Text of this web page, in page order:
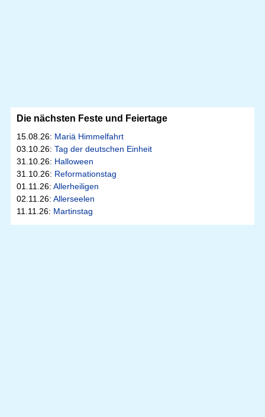
Die nächsten Feste und Feiertage
15.08.26: Mariä Himmelfahrt
03.10.26: Tag der deutschen Einheit
31.10.26: Halloween
31.10.26: Reformationstag
01.11.26: Allerheiligen
02.11.26: Allerseelen
11.11.26: Martinstag